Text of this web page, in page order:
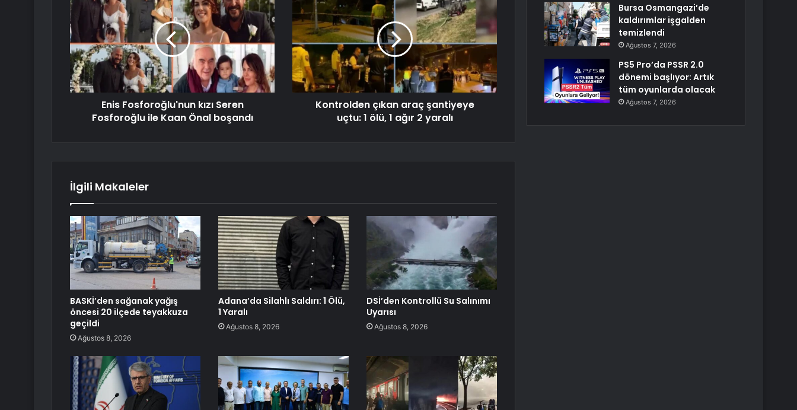
Enis Fosforoğlu'nun kızı Seren
Fosforoğlu ile Kaan Önal boşandı
Kontrolden çıkan araç şantiyeye
uçtu: 1 ölü, 1 ağır 2 yaralı
İlgili Makaleler
BASKİ’den sağanak yağış
öncesi 20 ilçede teyakkuza
geçildi
Ağustos 8, 2026
Adana’da Silahlı Saldırı: 1 Ölü,
1 Yaralı
Ağustos 8, 2026
DSİ’den Kontrollü Su Salınımı
Uyarısı
Ağustos 8, 2026
Bursa Osmangazi’de
kaldırımlar işgalden
temizlendi
Ağustos 7, 2026
PS5 Pro’da PSSR 2.0
dönemi başlıyor: Artık
tüm oyunlarda olacak
Ağustos 7, 2026